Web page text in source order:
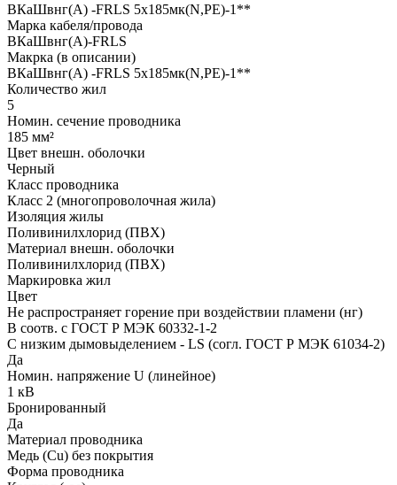
ВКаШвнг(A) -FRLS 5x185мк(N,PE)-1**
Марка кабеля/провода
ВКаШвнг(A)-FRLS
Макрка (в описании)
ВКаШвнг(A) -FRLS 5x185мк(N,PE)-1**
Количество жил
5
Номин. сечение проводника
185 мм²
Цвет внешн. оболочки
Черный
Класс проводника
Класс 2 (многопроволочная жила)
Изоляция жилы
Поливинилхлорид (ПВХ)
Материал внешн. оболочки
Поливинилхлорид (ПВХ)
Маркировка жил
Цвет
Не распространяет горение при воздействии пламени (нг)
В соотв. с ГОСТ Р МЭК 60332-1-2
С низким дымовыделением - LS (согл. ГОСТ Р МЭК 61034-2)
Да
Номин. напряжение U (линейное)
1 кВ
Бронированный
Да
Материал проводника
Медь (Cu) без покрытия
Форма проводника